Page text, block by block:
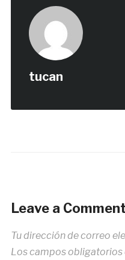
tucan
Leave a Comment
Tu dirección de correo
Los campos obligatorios